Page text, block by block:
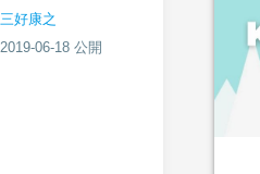
三好康之
2019-06-18 公開